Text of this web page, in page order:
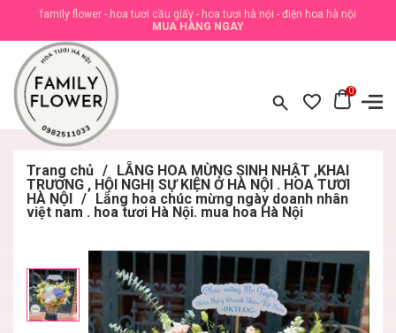
family flower - hoa tươi cầu giấy - hoa tươi hà nội - điện hoa hà nội
MUA HÀNG NGAY
0
Trang chủ / LẴNG HOA MỪNG SINH NHẬT ,KHAI
TRƯƠNG , HỘI NGHỊ SỰ KIỆN Ở HÀ NỘI . HOA TƯƠI
HÀ NỘI / Lẵng hoa chúc mừng ngày doanh nhân
việt nam . hoa tươi Hà Nội. mua hoa Hà Nội